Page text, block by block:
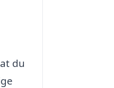
du